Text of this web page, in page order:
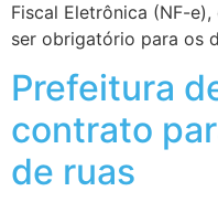
Fiscal Eletrônica (NF-
ser obrigatório para os
Prefeitura
contrato
de ruas